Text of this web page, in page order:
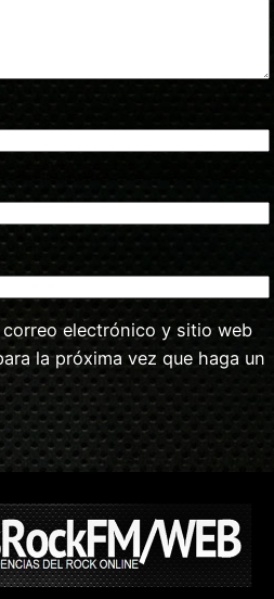
correo electrónico y sitio web
la próxima vez que haga un